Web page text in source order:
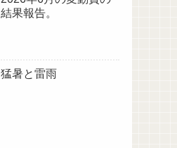
結果報告。
猛暑と雷雨